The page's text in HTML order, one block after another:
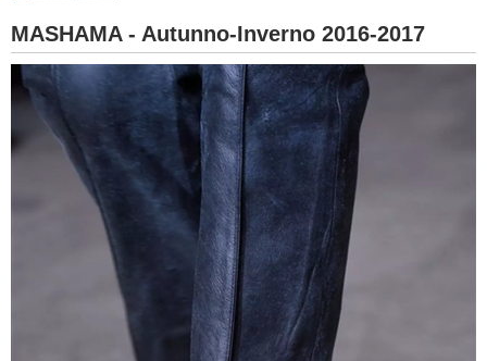
DIETA
GUIDE
MASHAMA - Autunno-Inverno 2016-2017